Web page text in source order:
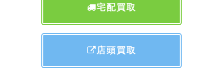
宅配買取
店頭買取